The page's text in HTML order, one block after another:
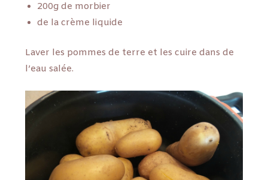
200g de morbier
de la crème liquide
Laver les pommes de terre et les cuire dans de
l’eau salée.